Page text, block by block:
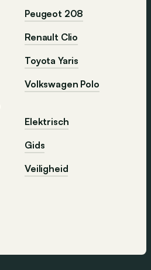
Peugeot 208
Renault Clio
Toyota Yaris
Volkswagen Polo
Elektrisch
Gids
Veiligheid